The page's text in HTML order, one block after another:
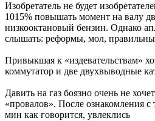
Изобретатель не будет
1015% повышать момент на валу
низкооктановый бензин. Однако
слышать: реформы, мол,
Привыкшая к «издевательствам»
коммутатор и две двухвыводные
Давить на газ боязно очень не
«провалов». После ознакомления
мин как говорится, увлеклись